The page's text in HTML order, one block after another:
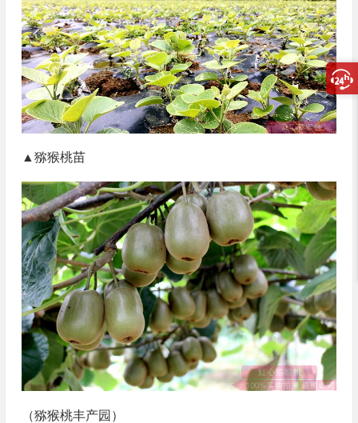
▲猕猴桃苗
（猕猴桃丰产园）